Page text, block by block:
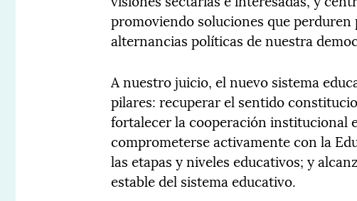
promoviendo soluciones que
alternancias políticas de nuestra
A nuestro juicio, el nuevo sistema
pilares: recuperar el sentido
fortalecer la cooperación institucional
comprometerse activamente con la
las etapas y niveles educativos; y
estable del sistema educativo.